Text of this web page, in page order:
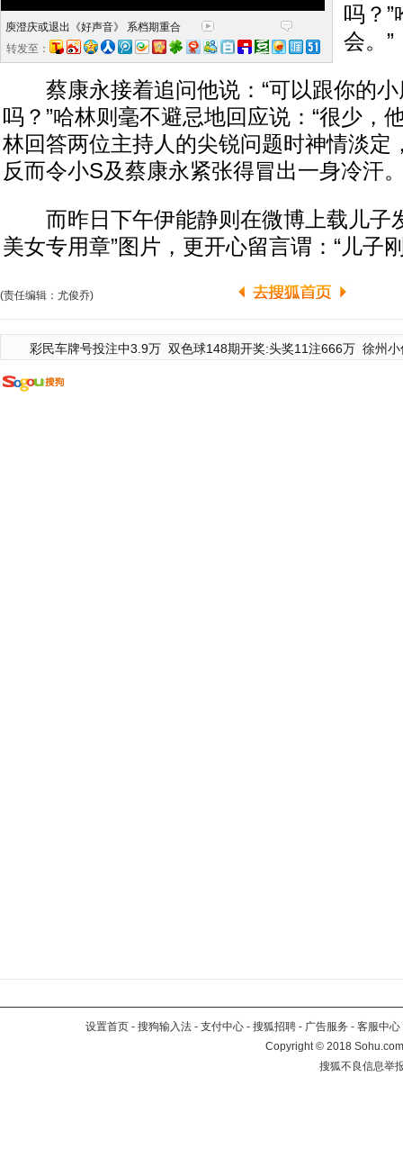
庾澄庆或退出《好声音》 系档期重合
转发至：
吗？”
会。”
蔡康永接着追问他说：“可以跟你的小
吗？”哈林则毫不避忌地回应说：“很少，
林回答两位主持人的尖锐问题时神情淡定
反而令小S及蔡康永紧张得冒出一身冷汗
而昨日下午伊能静则在微博上载儿子
美女专用章”图片，更开心留言谓：“儿子
(责任编辑：尤俊乔)
彩民车牌号投注中3.9万 双色球148期开奖:头奖11注666万 徐州
设置首页 - 搜狗输入法 - 支付中心 - 搜狐招聘 - 广告服务 - 客服中心
Copyright©2018
搜狐不良信息举